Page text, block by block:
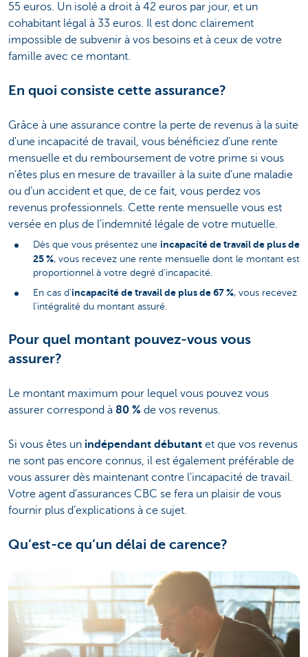
55 euros. Un isolé a droit à 42 euros par jour, et un
cohabitant légal à 33 euros. Il est donc clairement
impossible de subvenir à vos besoins et à ceux de votre
famille avec ce montant.
En quoi consiste cette assurance?
Grâce à une assurance contre la perte de revenus à la suite
d'une incapacité de travail, vous bénéficiez d'une rente
mensuelle et du remboursement de votre prime si vous
n’êtes plus en mesure de travailler à la suite d’une maladie
ou d’un accident et que, de ce fait, vous perdez vos
revenus professionnels. Cette rente mensuelle vous est
versée en plus de l'indemnité légale de votre mutuelle.
Dès que vous présentez une incapacité de travail de plus de
25 %, vous recevez une rente mensuelle dont le montant est
proportionnel à votre degré d’incapacité.
En cas d’incapacité de travail de plus de 67 %, vous recevez
l’intégralité du montant assuré.
Pour quel montant pouvez-vous vous
assurer?
Le montant maximum pour lequel vous pouvez vous
assurer correspond à 80 % de vos revenus.
Si vous êtes un indépendant débutant et que vos revenus
ne sont pas encore connus, il est également préférable de
vous assurer dès maintenant contre l'incapacité de travail.
Votre agent d’assurances CBC se fera un plaisir de vous
fournir plus d’explications à ce sujet.
Qu’est-ce qu’un délai de carence?